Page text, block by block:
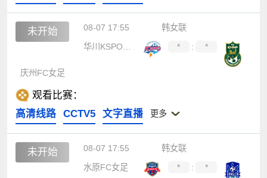
未开始 08-07 17:55
韩女联
华川KSPO女足
* : *
庆州FC女足
观看比赛：
高清线路
CCTV5 文字直播 更多
未开始 08-07 17:55
韩女联
水原FC女足
* : *